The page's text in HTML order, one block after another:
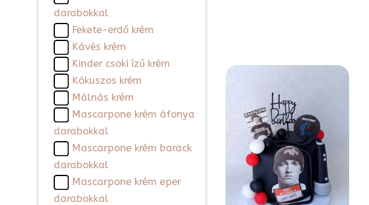
darabokkal
Fekete-erdő krém
Kávés krém
Kinder csoki ízű krém
Kókuszos krém
Málnás krém
Mascarpone krém áfonya
darabokkal
Mascarpone krém barack
darabokkal
Mascarpone krém eper
darabokkal